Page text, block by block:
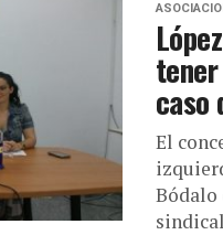
caso
El
Bódalo